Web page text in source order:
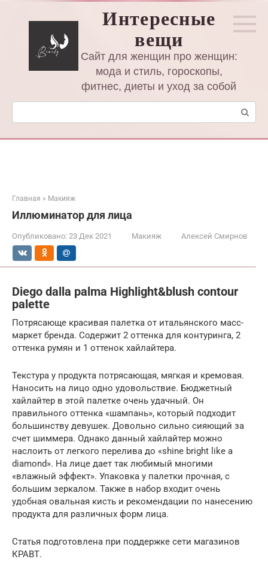
Интересные
вещи
Сайт для женщин про женщин:
мода и стиль, гороскопы,
фитнес, диеты и уход за собой
Поиск:
Главная » Макияж
Иллюминатор для лица
Опубликовано: 23 Дек 2021 Макияж Алексей Смирнов
Diego dalla palma Highlight&blush contour
palette
Потрясающе красивая палетка от итальянского масс-
маркет бренда. Содержит 2 оттенка для контуринга, 2
оттенка румян и 1 оттенок хайлайтера.
Текстура у продукта потрясающая, мягкая и кремовая.
Наносить на лицо одно удовольствие. Бюджетный
хайлайтер в этой палетке очень удачный. Он
правильного оттенка «шампань», который подходит
большинству девушек. Довольно сильно сияющий за
счет шиммера. Однако данный хайлайтер можно
наслоить от легкого перелива до «shine bright like a
diamond». На лице дает так любимый многими
«влажный эффект». Упаковка у палетки прочная, с
большим зеркалом. Также в набор входит очень
удобная овальная кисть и рекомендации по нанесению
продукта для различных форм лица.
Статья подготовлена при поддержке сети магазинов
КРАВТ.